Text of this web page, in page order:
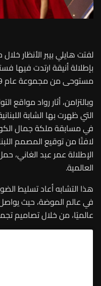
بإطلالة أنيقة ارتدت فيها
مستوحى من مجموعة عام 1969
وبالتزامن، أثار رواد مواقع
التي ظهرت بها الشابة
لافتًا من توقيع المصمم
الإطلالة عمر عبد الغاني،
العالمية.
هذا التشابه أعاد تسليط
في عالم الموضة، حيث
عالميًا، من خلال تصاميم